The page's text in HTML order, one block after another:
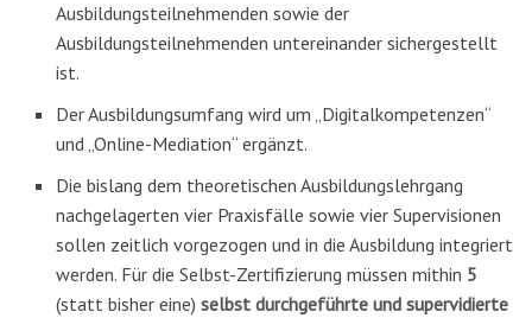
Ausbildungsteilnehmenden sowie der
Ausbildungsteilnehmenden untereinander sichergestellt
ist.
Der Ausbildungsumfang wird um „Digitalkompetenzen“
und „Online-Mediation“ ergänzt.
Die bislang dem theoretischen Ausbildungslehrgang
nachgelagerten vier Praxisfälle sowie vier Supervisionen
sollen zeitlich vorgezogen und in die Ausbildung integriert
werden. Für die Selbst-Zertifizierung müssen mithin 5
(statt bisher eine) selbst durchgeführte und supervidierte